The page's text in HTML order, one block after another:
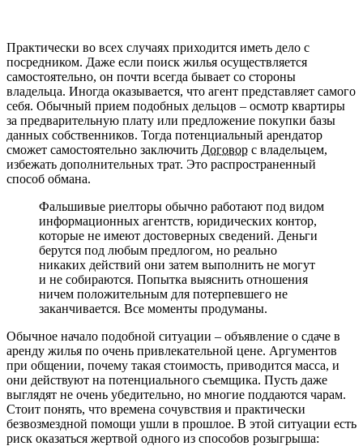
Практически во всех случаях приходится иметь дело с
посредником. Даже если поиск жилья осуществляется
самостоятельно, он почти всегда бывает со стороны
владельца. Иногда оказывается, что агент представляет самого
себя. Обычный прием подобных дельцов – осмотр квартиры
за предварительную плату или предложение покупки базы
данных собственников. Тогда потенциальный арендатор
сможет самостоятельно заключить Договор с владельцем,
избежать дополнительных трат. Это распространенный
способ обмана.
Фальшивые риелторы обычно работают под видом
информационных агентств, юридических контор,
которые не имеют достоверных сведений. Деньги
берутся под любым предлогом, но реально
никаких действий они затем выполнить не могут
и не собираются. Попытка выяснить отношения
ничем положительным для потерпевшего не
заканчивается. Все моменты продуманы.
Обычное начало подобной ситуации – объявление о сдаче в
аренду жилья по очень привлекательной цене. Аргументов
при общении, почему такая стоимость, приводится масса, и
они действуют на потенциального съемщика. Пусть даже
выглядят не очень убедительно, но многие поддаются чарам.
Стоит понять, что времена сочувствия и практически
безвозмездной помощи ушли в прошлое. В этой ситуации есть
риск оказаться жертвой одного из способов розыгрыша: